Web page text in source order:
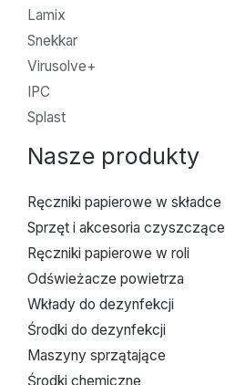
Lamix
Snekkar
Virusolve+
IPC
Splast
Nasze produkty
Ręczniki papierowe w składce
Sprzęt i akcesoria czyszczące
Ręczniki papierowe w roli
Odświeżacze powietrza
Wkłady do dezynfekcji
Środki do dezynfekcji
Maszyny sprzątające
Środki chemiczne